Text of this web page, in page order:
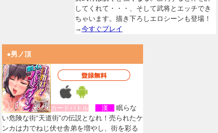
してくれて・・・、そして武将とエッチでき
ちゃいます。描き下ろしエロシーンも登場！
→今すぐプレイ
●男ノ頂
カードバトル 漢
眠らな
い危険な街“天道街”の伝説となれ！売られたケ
ンカは力でねじ伏せ舎弟を増やし、街を彩る